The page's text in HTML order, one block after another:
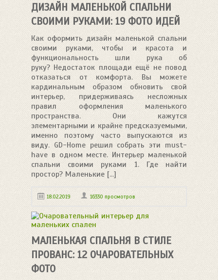
ДИЗАЙН МАЛЕНЬКОЙ СПАЛЬНИ
СВОИМИ РУКАМИ: 19 ФОТО ИДЕЙ
Как оформить дизайн маленькой спальни
своими руками, чтобы и красота и
функциональность шли рука об
руку? Недостаток площади ещё не повод
отказаться от комфорта. Вы можете
кардинальным образом обновить свой
интерьер, придерживаясь несложных
правил оформления маленького
пространства. Они кажутся
элементарными и крайне предсказуемыми,
именно поэтому часто выпускаются из
виду. GD-Home решил собрать эти must-
have в одном месте. Интерьер маленькой
спальни своими руками 1. Где найти
простор? Маленькие [...]
18.02.2019 16330 просмотров
МАЛЕНЬКАЯ СПАЛЬНЯ В СТИЛЕ
ПРОВАНС: 12 ОЧАРОВАТЕЛЬНЫХ
ФОТО